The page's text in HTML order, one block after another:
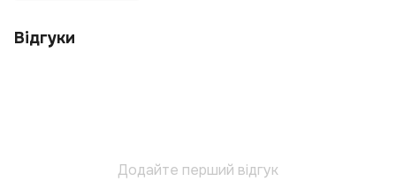
Відгуки
Додайте перший відгук